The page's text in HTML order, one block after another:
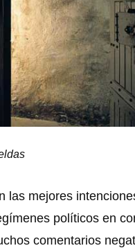
las mejores
políticos en
comentarios